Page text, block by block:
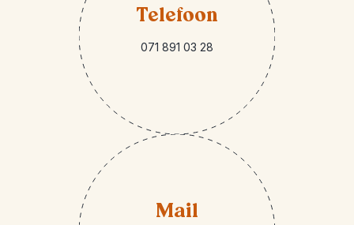
Telefoon
071 891 03 28
Mail